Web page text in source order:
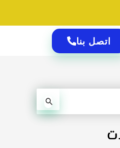
اتصل بنا